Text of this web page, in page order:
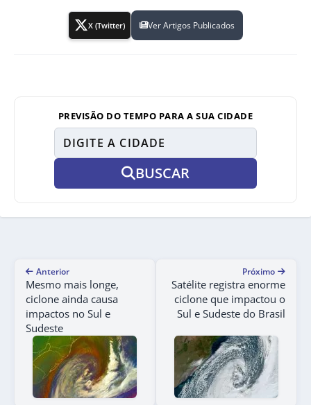
X (Twitter) Ver Artigos Publicados
PREVISÃO DO TEMPO PARA A SUA CIDADE
BUSCAR
Anterior
Mesmo mais longe,
ciclone ainda causa
impactos no Sul e
Sudeste
Próximo
Satélite registra enorme
ciclone que impactou o
Sul e Sudeste do Brasil